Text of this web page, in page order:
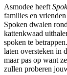
Asmodee heeft
families en
Spoken dwalen
kattenkwaad
spoken te
laten oversteken in
maar pas op want
zullen proberen